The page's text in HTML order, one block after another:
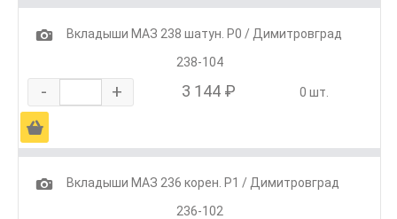
1
Вкладыши МАЗ 238 шатун. Р0 / Димитровград
238-104
- + 3 144 ₽ 0 шт.
Ä
1
Вкладыши МАЗ 236 корен. Р1 / Димитровград
236-102